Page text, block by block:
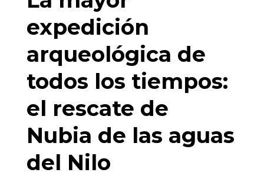
expedición
arqueológica de
todos los tiempos:
el rescate de
Nubia de las aguas
del Nilo